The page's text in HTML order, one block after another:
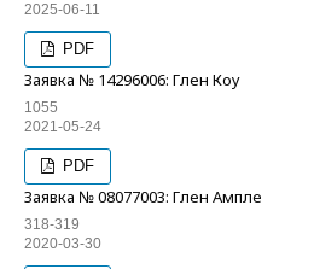
2025-06-11
PDF
Заявка № 14296006: Глен Коу
1055
2021-05-24
PDF
Заявка № 08077003: Глен Ампле
318-319
2020-03-30